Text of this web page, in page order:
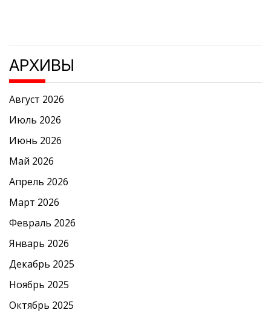
АРХИВЫ
Август 2026
Июль 2026
Июнь 2026
Май 2026
Апрель 2026
Март 2026
Февраль 2026
Январь 2026
Декабрь 2025
Ноябрь 2025
Октябрь 2025